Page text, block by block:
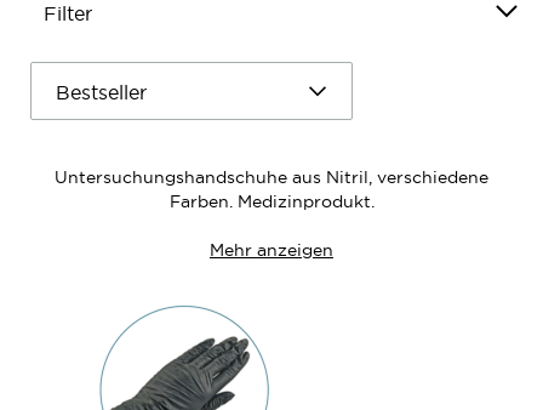
Filter
Untersuchungshandschuhe aus Nitril, verschiedene
Farben. Medizinprodukt.
Mehr anzeigen